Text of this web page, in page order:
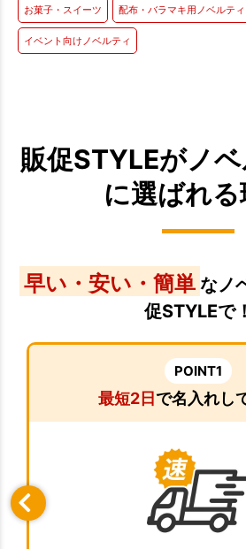
お菓子・スイーツ 配布・バラマキ用ノベルティ
イベント向けノベルティ
販促STYLEがノ
に選ばれる
早い・安い・簡単 なノ
促STYLEで！
POINT1
最短2日で名入れし